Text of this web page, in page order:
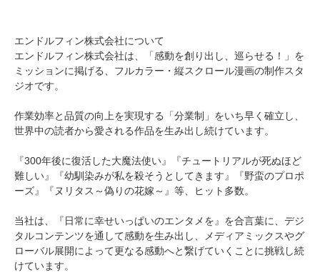
エンドルフィン株式会社について
エンドルフィン株式会社は、「感動を創り出し、巡らせる！」を
ミッションに掲げる、フルカラー・縦スクロール漫画の制作スタ
ジオです。
作業効率と品質の向上を実現する「分業制」をいち早く確立し、
世界中の読者から愛される作品を生み出し続けています。
『300年後に復活した大魔法使い』『チュートリアルが死ぬほど
難しい』『幼馴染みが私を殺そうとしてきます』『野蛮のプロポ
ーズ』『ヌリタス～偽りの花嫁～』等、ヒット多数。
当社は、『日常に幸せいっぱいのエンタメを』を合言葉に、デジ
タルコンテンツを通して感動を生み出し、メディアミックスやグ
ローバル展開によって更なる感動へと繋げていくことに挑戦し続
けています。